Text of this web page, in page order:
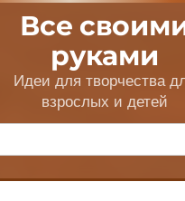
Все
руками
Идеи для творчества
взрослых и детей